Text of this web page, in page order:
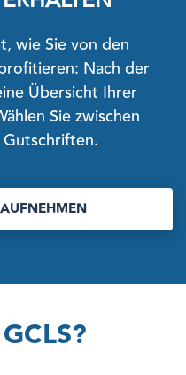
wie Sie von den
Nach der
Übersicht Ihrer
Sie zwischen